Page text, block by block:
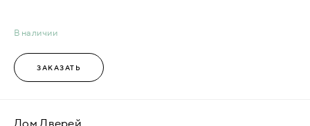
В наличии
ЗАКАЗАТЬ